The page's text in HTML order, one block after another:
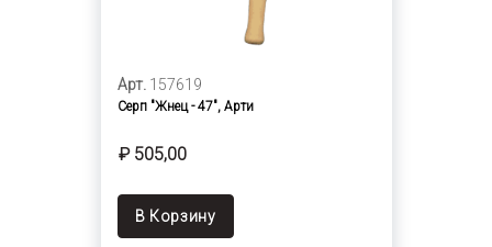
Арт. 157619
Серп "Жнец - 47", Арти
₽ 505,00
В Корзину